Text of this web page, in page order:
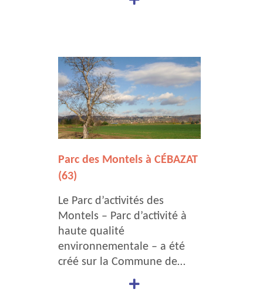
Parc des Montels à CÉBAZAT
(63)
Le Parc d’activités des
Montels – Parc d’activité à
haute qualité
environnementale – a été
créé sur la Commune de…